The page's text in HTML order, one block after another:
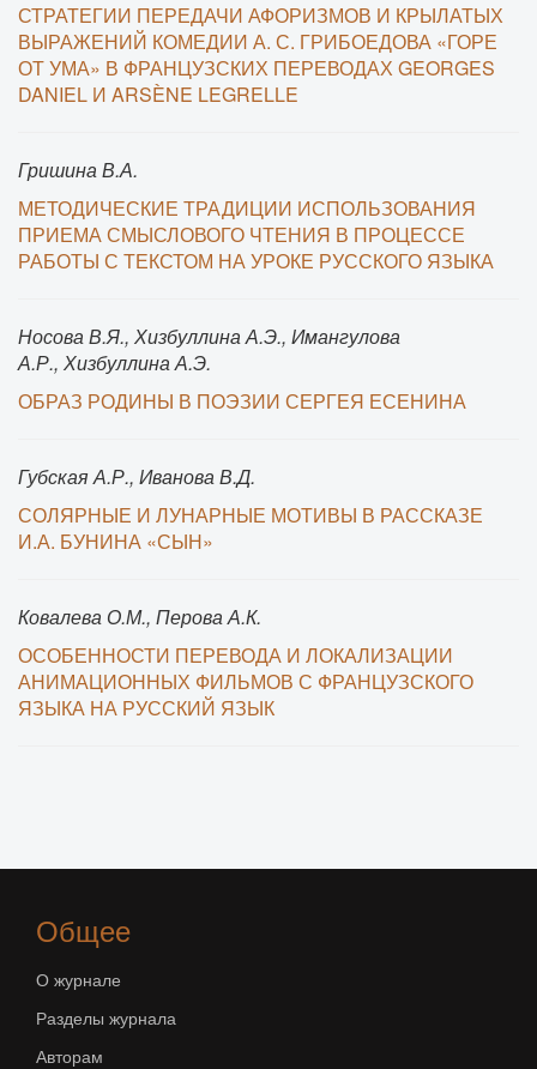
СТРАТЕГИИ ПЕРЕДАЧИ АФОРИЗМОВ И КРЫЛАТЫХ
ВЫРАЖЕНИЙ КОМЕДИИ А. С. ГРИБОЕДОВА «ГОРЕ
ОТ УМА» В ФРАНЦУЗСКИХ ПЕРЕВОДАХ GEORGES
DANIEL И ARSÈNE LEGRELLE
Гришина В.А.
МЕТОДИЧЕСКИЕ ТРАДИЦИИ ИСПОЛЬЗОВАНИЯ
ПРИЕМА СМЫСЛОВОГО ЧТЕНИЯ В ПРОЦЕССЕ
РАБОТЫ С ТЕКСТОМ НА УРОКЕ РУССКОГО ЯЗЫКА
Носова В.Я., Хизбуллина А.Э., Имангулова
А.Р., Хизбуллина А.Э.
ОБРАЗ РОДИНЫ В ПОЭЗИИ СЕРГЕЯ ЕСЕНИНА
Губская А.Р., Иванова В.Д.
СОЛЯРНЫЕ И ЛУНАРНЫЕ МОТИВЫ В РАССКАЗЕ
И.А. БУНИНА «СЫН»
Ковалева О.М., Перова А.К.
ОСОБЕННОСТИ ПЕРЕВОДА И ЛОКАЛИЗАЦИИ
АНИМАЦИОННЫХ ФИЛЬМОВ С ФРАНЦУЗСКОГО
ЯЗЫКА НА РУССКИЙ ЯЗЫК
Общее
О журнале
Разделы журнала
Авторам